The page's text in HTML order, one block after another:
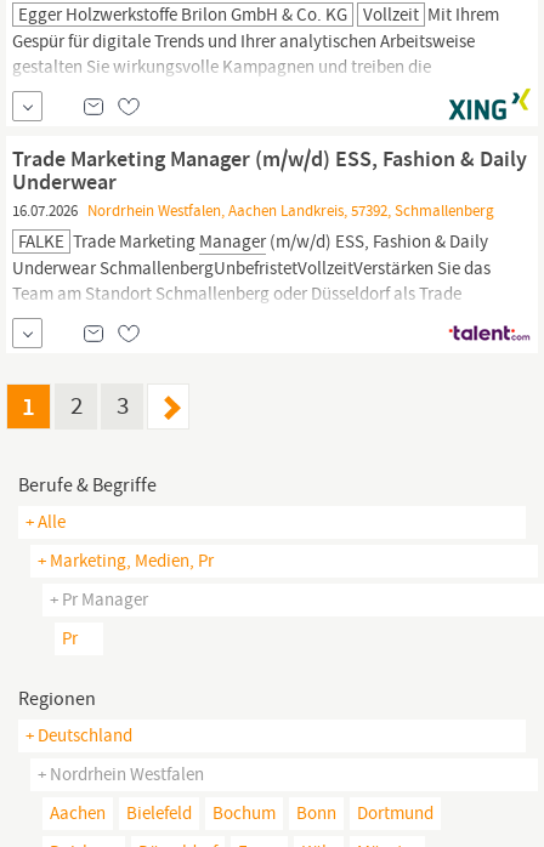
Egger Holzwerkstoffe Brilon GmbH & Co. KG Vollzeit Mit Ihrem
Gespür für digitale Trends und Ihrer analytischen Arbeitsweise
gestalten Sie wirkungsvolle Kampagnen und treiben die
Weiterentwicklung unseres Social Media Auftritts aktiv voran.
Standort: Brilon (DE) Vertragsart: Vollzeit Job-Code: 6949
, Grafik Wir machen mehr aus Holz. Mit
rund 12.000 Mitarbeitende weltweit - mit...
Trade Marketing Manager (m/w/d) ESS, Fashion & Daily
Underwear
16.07.2026 Nordrhein Westfalen, Aachen Landkreis, 57392, Schmallenberg
FALKE Trade Marketing Manager(m/w/d) ESS, Fashion & Daily
Underwear SchmallenbergUnbefristetVollzeitVerstärken Sie das
Team am Standort Schmallenberg oder Düsseldorf als Trade
Marketing
Manager
IHRE AUFGABE: Entwicklung und Umsetzung nationaler und
1 2 3
Berufe & Begriffe
+ Alle
+ Marketing, Medien, Pr
+ Pr Manager
Pr
Regionen
+ Deutschland
+ Nordrhein Westfalen
Aachen
Bielefeld Bochum Bonn
Dortmund